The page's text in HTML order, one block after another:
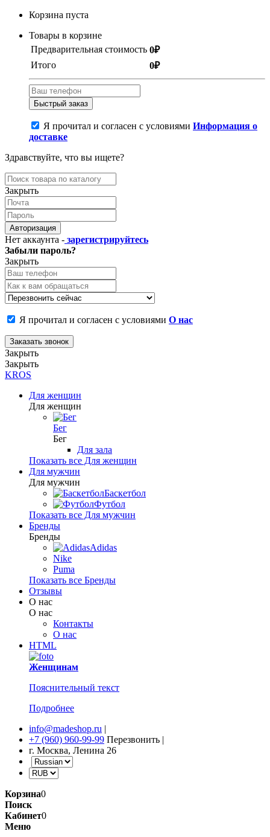
Корзина пуста
Товары в корзине
Предварительная стоимость 0₽
Итого
0₽
Быстрый заказ
Я прочитал и согласен с условиями Информация о
доставке
Здравствуйте, что вы ищете?
Закрыть
Авторизация
Нет аккаунта - зарегистрируйтесь
Забыли пароль?
Закрыть
Я прочитал и согласен с условиями О нас
Заказать звонок
Закрыть
Закрыть
KROS
Для женщин
Для женщин
Бег
Бег
Для зала
Показать все Для женщин
Для мужчин
Для мужчин
Баскетбол
Футбол
Показать все Для мужчин
Бренды
Бренды
Adidas
Nike
Puma
Показать все Бренды
Отзывы
О нас
О нас
Контакты
О нас
HTML
Женщинам
Пояснительный текст
Подробнее
info@madeshop.ru |
+7 (960) 960-99-99 Перезвонить |
г. Москва, Ленина 26
Корзина0
Поиск
Кабинет0
Меню